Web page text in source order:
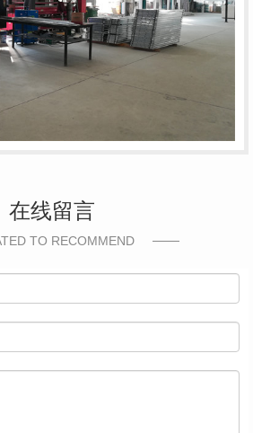
在线留言
TO RECOMMEND